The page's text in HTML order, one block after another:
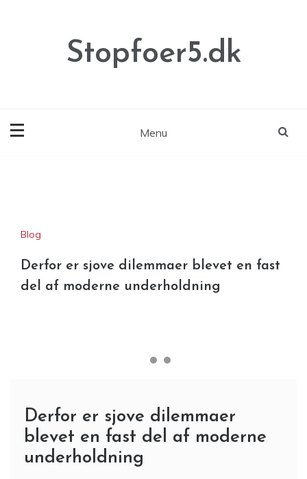
Stopfoer5.dk
Menu
Blog
Derfor er sjove dilemmaer blevet en fast
del af moderne underholdning
Derfor er sjove dilemmaer
blevet en fast del af moderne
underholdning